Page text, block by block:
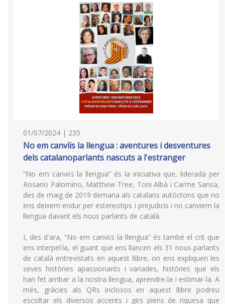
01/07/2024 | 235
No em canviïs la llengua : aventures i desventures
dels catalanoparlants nascuts a l'estranger
“No em canviïs la llengua” és la iniciativa que, liderada per
Rosario Palomino, Matthew Tree, Toni Albà i Carme Sansa,
des de maig de 2019 demana als catalans autòctons que no
ens deixem endur per estereotips i prejudicis i no canviem la
llengua davant els nous parlants de català.
I, des d'ara, “No em canviïs la llengua” és també el crit que
ens interpel·la, el guant que ens llancen els 31 nous parlants
de català entrevistats en aquest llibre, on ens expliquen les
seves històries apassionants i variades, històries que els
han fet arribar a la nostra llengua, aprendre-la i estimar-la. A
més, gràcies als QRs inclosos en aquest llibre podreu
escoltar els diversos accents i girs plens de riquesa que